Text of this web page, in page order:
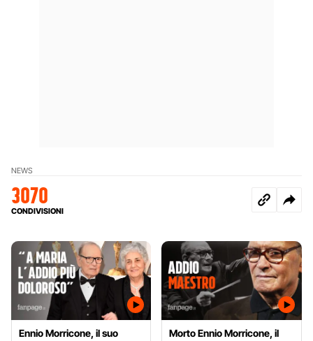
NEWS
3070
CONDIVISIONI
Ennio Morricone, il suo
Morto Ennio Morricone, il